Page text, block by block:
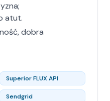
atut.
dobra
Superior FLUX API
Sendgrid